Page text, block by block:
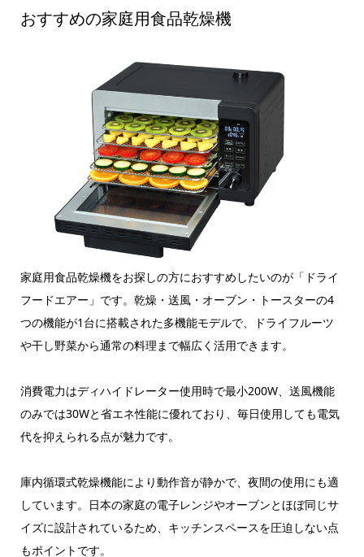
おすすめの家庭用食品乾燥機
家庭用食品乾燥機をお探しの方におすすめしたいのが「ドライ
フードエアー」です。乾燥・送風・オーブン・トースターの4
つの機能が1台に搭載された多機能モデルで、ドライフルーツ
や干し野菜から通常の料理まで幅広く活用できます。
消費電力はディハイドレーター使用時で最小200W、送風機能
のみでは30Wと省エネ性能に優れており、毎日使用しても電気
代を抑えられる点が魅力です。
庫内循環式乾燥機能により動作音が静かで、夜間の使用にも適
しています。日本の家庭の電子レンジやオーブンとほぼ同じサ
イズに設計されているため、キッチンスペースを圧迫しない点
もポイントです。